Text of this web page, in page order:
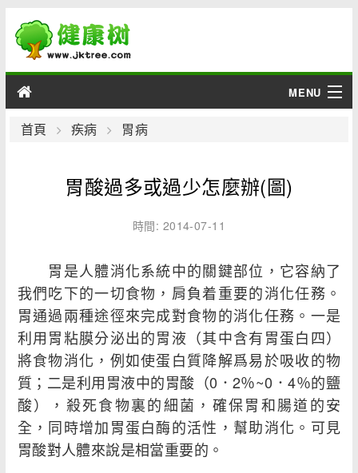
MENU
男性
綜合
疾病
首頁 疾病 胃病
胃酸過多或過少怎麼辦(圖)
時間: 2014-07-11
胃是人體消化系統中的關鍵部位，它容納了
我們吃下的一切食物，肩負着重要的消化任務。
胃通過兩種途徑來完成對食物的消化任務。一是
利用胃粘膜分泌出的胃液（其中含有胃蛋白四）
將食物消化，例如使蛋白質降解爲易於吸收的物
質；二是利用胃液中的胃酸（0．2％~0．4％的鹽
酸），殺死食物裏的細菌，確保胃和腸道的安
全，同時增加胃蛋白酶的活性，幫助消化。可見
胃酸對人體來說是相當重要的。